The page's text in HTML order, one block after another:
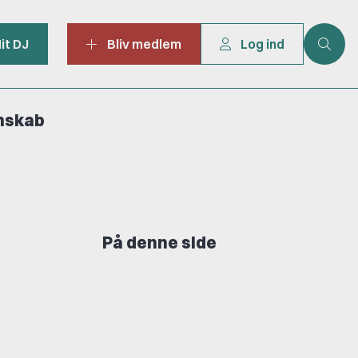
DJ Bliv medlem Log ind
På denne side